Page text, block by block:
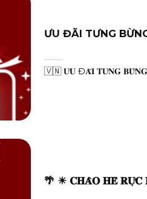
ƯU ĐÃI TƯNG
🇻🇳 𝐔̛𝐔 Đ𝐀̃𝐈 𝐓𝐔̛𝐍𝐆 𝐁𝐔̛̀𝐍𝐆
🌴 ☀ 𝐂𝐇𝐀̀𝐎 𝐇𝐄̀ 𝐑𝐔̛̣𝐂